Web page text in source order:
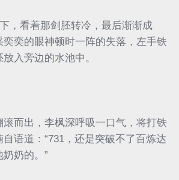
，看着那剑胚转冷，最后渐渐成
奕的眼神顿时一阵的失落，左手铁
入旁边的水池中。
滚而出，李枫深呼吸一口气，将打铁
语道：“731，还是突破不了百炼达
奶的。”